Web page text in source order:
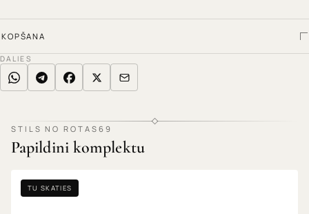
KOPŠANA
DALIES
STILS NO ROTAS69
Papildini komplektu
TU SKATIES